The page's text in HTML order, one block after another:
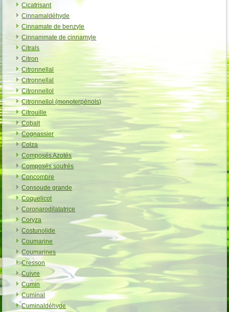
Cicatrisant
Cinnamaldéhyde
Cinnamate de benzyle
Cinnammate de cinnamyle
Citrals
Citron
Citronnellal
Citronnellal
Citronnellol
Citronnellol (monoterpénols)
Citrouille
Cobalt
Cognassier
Colza
Composés Azotés
Composés soufrés
Concombre
Consoude grande
Coquelicot
Coronarodilatatrice
Coryza
Costunolide
Coumarine
Coumarines
Cresson
Cuivre
Cumin
Cuminal
Cuminaldéhyde